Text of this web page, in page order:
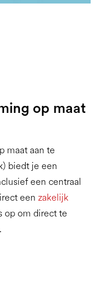
op maat
maat aan te
biedt je een
een centraal
een zakelijk
op om direct te